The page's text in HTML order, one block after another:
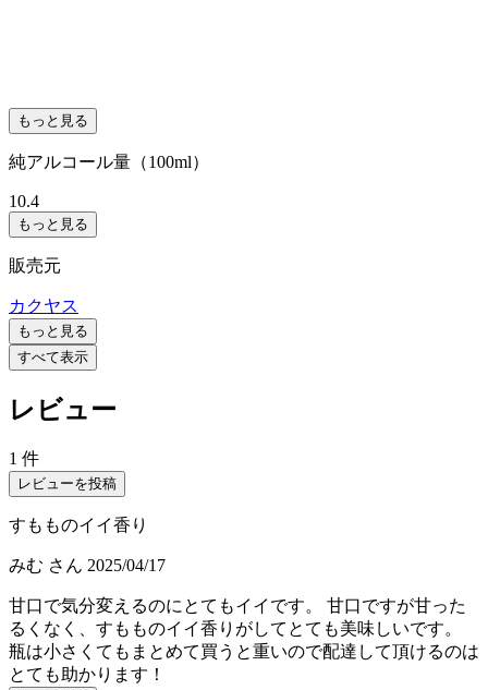
もっと見る
純アルコール量（100ml）
10.4
もっと見る
販売元
カクヤス
もっと見る
すべて表示
レビュー
1 件
レビューを投稿
すもものイイ香り
みむ さん 2025/04/17
甘口で気分変えるのにとてもイイです。 甘口ですが甘った
るくなく、すもものイイ香りがしてとても美味しいです。
瓶は小さくてもまとめて買うと重いので配達して頂けるのは
とても助かります！